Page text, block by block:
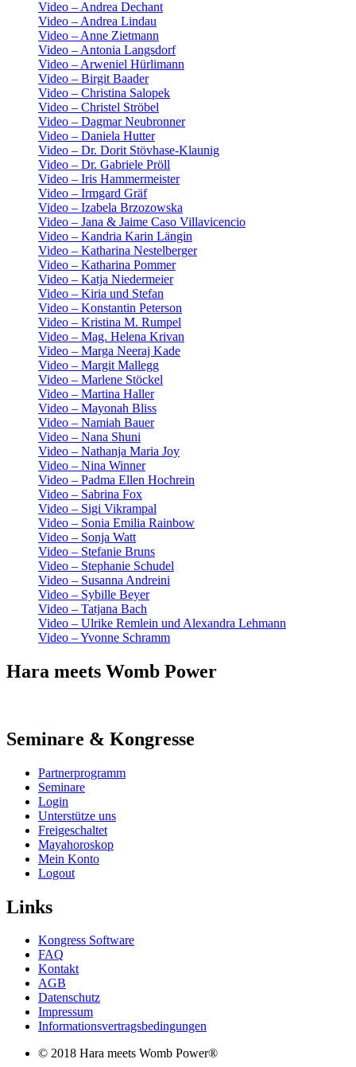
Video – Andrea Dechant
Video – Andrea Lindau
Video – Anne Zietmann
Video – Antonia Langsdorf
Video – Arweniel Hürlimann
Video – Birgit Baader
Video – Christina Salopek
Video – Christel Ströbel
Video – Dagmar Neubronner
Video – Daniela Hutter
Video – Dr. Dorit Stövhase-Klaunig
Video – Dr. Gabriele Pröll
Video – Iris Hammermeister
Video – Irmgard Gräf
Video – Izabela Brzozowska
Video – Jana & Jaime Caso Villavicencio
Video – Kandria Karin Längin
Video – Katharina Nestelberger
Video – Katharina Pommer
Video – Katja Niedermeier
Video – Kiria und Stefan
Video – Konstantin Peterson
Video – Kristina M. Rumpel
Video – Mag. Helena Krivan
Video – Marga Neeraj Kade
Video – Margit Mallegg
Video – Marlene Stöckel
Video – Martina Haller
Video – Mayonah Bliss
Video – Namiah Bauer
Video – Nana Shuni
Video – Nathanja Maria Joy
Video – Nina Winner
Video – Padma Ellen Hochrein
Video – Sabrina Fox
Video – Sigi Vikrampal
Video – Sonia Emilia Rainbow
Video – Sonja Watt
Video – Stefanie Bruns
Video – Stephanie Schudel
Video – Susanna Andreini
Video – Sybille Beyer
Video – Tatjana Bach
Video – Ulrike Remlein und Alexandra Lehmann
Video – Yvonne Schramm
Hara meets Womb Power
Seminare & Kongresse
Partnerprogramm
Seminare
Login
Unterstütze uns
Freigeschaltet
Mayahoroskop
Mein Konto
Logout
Links
Kongress Software
FAQ
Kontakt
AGB
Datenschutz
Impressum
Informationsvertragsbedingungen
© 2018 Hara meets Womb Power®